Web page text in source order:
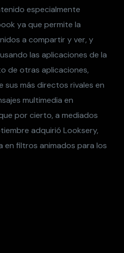
especialmente
ya que permite la
a compartir y ver, y
las aplicaciones de la
de otras aplicaciones,
sus más directos rivales en
multimedia en
por cierto, a mediados
adquirió Looksery,
en filtros animados para los